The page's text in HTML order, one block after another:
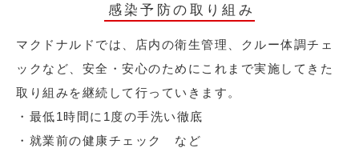
感染予防の取り組み
マクドナルドでは、店内の衛生管理、クルー体調チェ
ックなど、安全・安心のためにこれまで実施してきた
取り組みを継続して行っていきます。
・最低1時間に1度の手洗い徹底
・就業前の健康チェック など